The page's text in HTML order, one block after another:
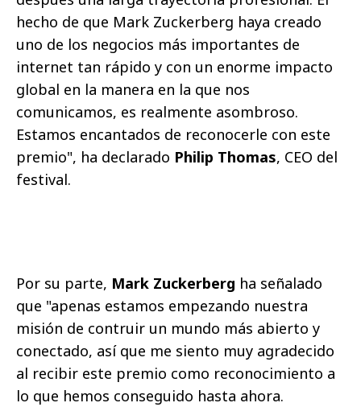
hecho de que Mark Zuckerberg haya creado
uno de los negocios más importantes de
internet tan rápido y con un enorme impacto
global en la manera en la que nos
comunicamos, es realmente asombroso.
Estamos encantados de reconocerle con este
premio", ha declarado Philip Thomas, CEO del
festival.
Por su parte, Mark Zuckerberg ha señalado
que "apenas estamos empezando nuestra
misión de contruir un mundo más abierto y
conectado, así que me siento muy agradecido
al recibir este premio como reconocimiento a
lo que hemos conseguido hasta ahora.